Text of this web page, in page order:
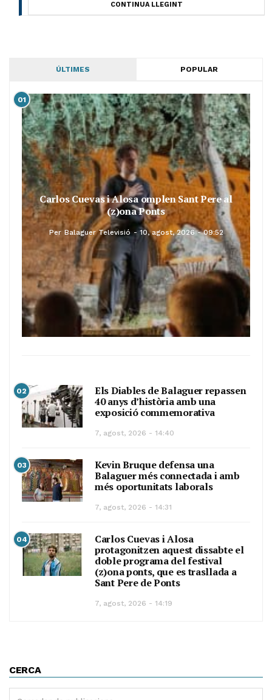
CONTINUA LLEGINT
ÚLTIMES POPULAR
01
Carlos Cuevas i Alosa omplen Sant Pere al
(z)ona Ponts
Per Balaguer Televisió 10, agost, 2026 - 09:52
02
Els Diables de Balaguer repassen
40 anys d’història amb una
exposició commemorativa
7, agost, 2026 - 14:40
03
Kevin Bruque defensa una
Balaguer més connectada i amb
més oportunitats laborals
7, agost, 2026 - 14:31
04
Carlos Cuevas i Alosa
protagonitzen aquest dissabte el
doble programa del festival
(z)ona ponts, que es trasllada a
Sant Pere de Ponts
7, agost, 2026 - 14:19
CERCA